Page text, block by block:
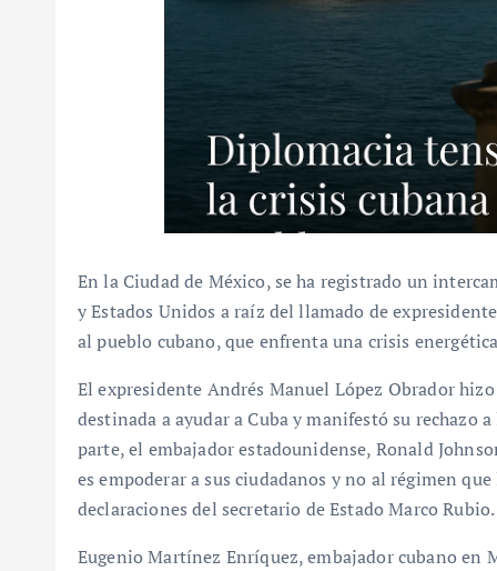
En la Ciudad de México, se ha registrado un
y Estados Unidos a raíz del llamado de
al pueblo cubano, que enfrenta una crisis
El expresidente Andrés Manuel López Obrador
destinada a ayudar a Cuba y manifestó su rechazo
parte, el embajador estadounidense, Ronald
es empoderar a sus ciudadanos y no al régimen
declaraciones del secretario de Estado Marco Rubio.
Eugenio Martínez Enríquez, embajador cubano en